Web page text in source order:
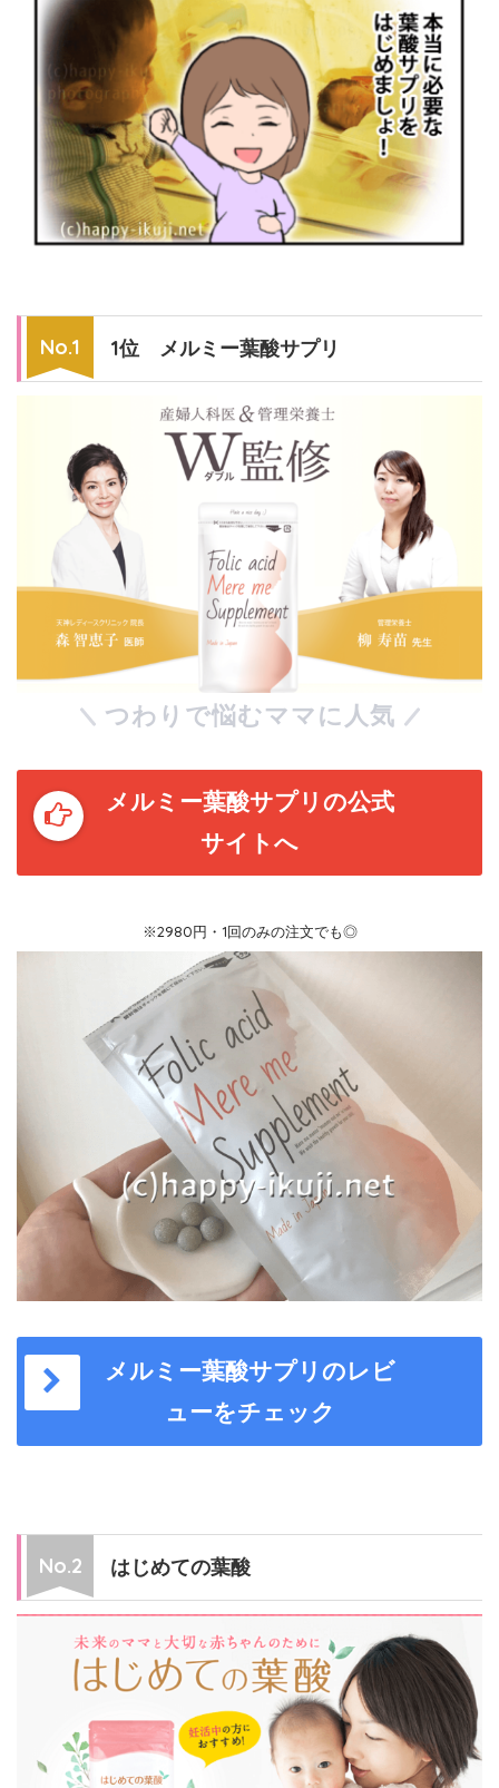
1位 メルミー葉酸サプリ
つわりで悩むママに人気
メルミー葉酸サプリの公式
サイトへ
※2980円・1回のみの注文でも◎
メルミー葉酸サプリのレビ
ューをチェック
はじめての葉酸